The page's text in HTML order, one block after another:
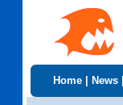
Home News